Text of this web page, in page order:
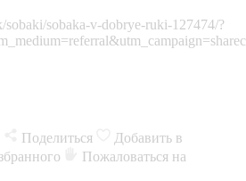
sobaki/sobaka-v-dobrye-ruki-127474/?
Поделиться
Добавить в
Пожаловаться на